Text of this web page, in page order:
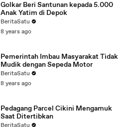
Golkar Beri Santunan kepada 5.000
Anak Yatim di Depok
BeritaSatu
8 years ago
Pemerintah Imbau Masyarakat Tidak
Mudik dengan Sepeda Motor
BeritaSatu
8 years ago
Pedagang Parcel Cikini Mengamuk
Saat Ditertibkan